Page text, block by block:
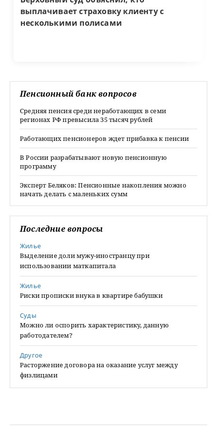
выплачивает страховку клиенту с
несколькими полисами
Пенсионный банк вопросов
Средняя пенсия среди неработающих в семи
регионах РФ превысила 35 тысяч рублей
Работающих пенсионеров ждет прибавка к пенсии
В России разрабатывают новую пенсионную
программу
Эксперт Беляков: Пенсионные накопления можно
начать делать с маленьких сумм
Последние вопросы
Жилье
Выделение доли мужу-иностранцу при
использовании маткапитала
Жилье
Риски прописки внука в квартире бабушки
Суды
Можно ли оспорить характеристику, данную
работодателем?
Другое
Расторжение договора на оказание услуг между
физлицами